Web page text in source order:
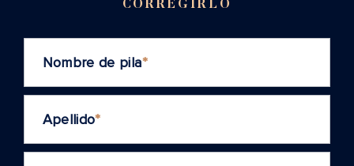
CORREGIRLO
Nombre de pila*
Apellido*